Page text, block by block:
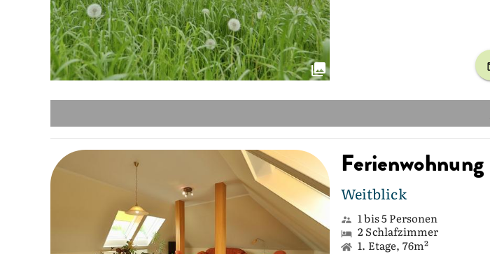
Ferienwohnung
Weitblick
1 bis 5 Personen
2 Schlafzimmer
1. Etage, 76m²